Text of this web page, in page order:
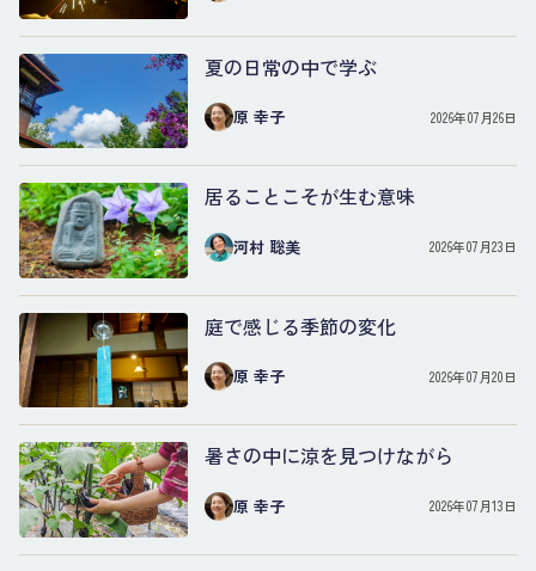
夏の日常の中で学ぶ
原 幸子 2026年07月26日
居ることこそが生む意味
河村 聡美 2026年07月23日
庭で感じる季節の変化
原 幸子 2026年07月20日
暑さの中に涼を見つけながら
原 幸子 2026年07月13日